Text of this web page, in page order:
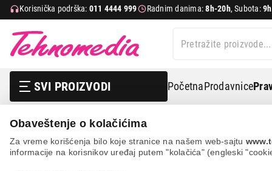
Obaveštenje o kolačićima
Za vreme korišćenja bilo koje stranice na našem web-sajtu
informacije na korisnikov uređaj putem "kolačića" (engleski
Korisnička podrška: 011 4444 999 Radnim danima:8h-20h, Subota:
SVI PROIZVODI PočetnaProdavnice
Ipro a18 black